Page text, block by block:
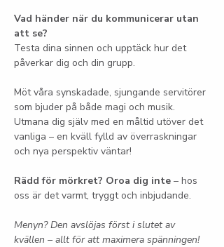
Vad händer när du kommunicerar utan
att se?
Testa dina sinnen och upptäck hur det
påverkar dig och din grupp.
Möt våra synskadade, sjungande servitörer
som bjuder på både magi och musik.
Utmana dig själv med en måltid utöver det
vanliga – en kväll fylld av överraskningar
och nya perspektiv väntar!
Rädd för mörkret? Oroa dig inte – hos
oss är det varmt, tryggt och inbjudande.
Menyn? Den avslöjas först i slutet av
kvällen – allt för att maximera spänningen!